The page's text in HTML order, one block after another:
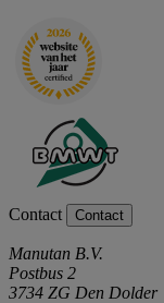
Contact Contact
Manutan B.V.
Postbus 2
3734 ZG Den Dolder